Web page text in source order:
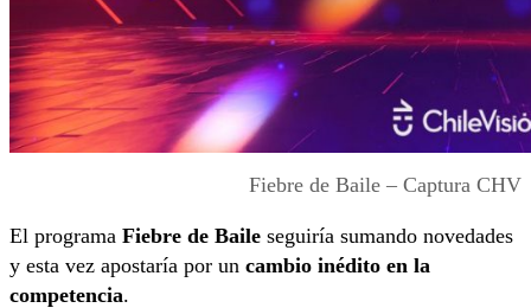
Fiebre de Baile – Captura CHV
El programa Fiebre de Baile seguiría sumando novedades
y esta vez apostaría por un cambio inédito en la
competencia.